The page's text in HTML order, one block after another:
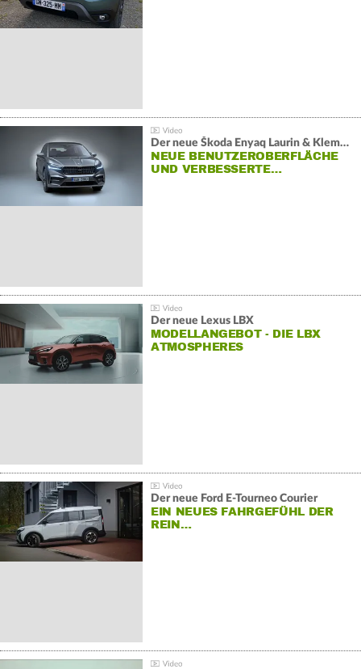
Der neue Škoda Enyaq Laurin & Klement
NEUE BENUTZEROBERFLÄCHE
UND VERBESSERTE…
Der neue Lexus LBX
MODELLANGEBOT - DIE LBX
ATMOSPHERES
Der neue Ford E-Tourneo Courier
EIN NEUES FAHRGEFÜHL DER
REIN…